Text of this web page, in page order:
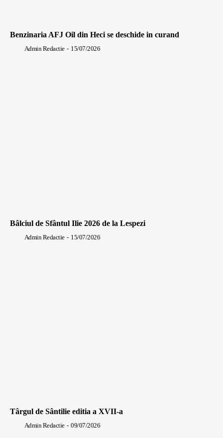
Benzinaria AFJ Oil din Heci se deschide in curand
Admin Redactie - 15/07/2026
Bâlciul de Sfântul Ilie 2026 de la Lespezi
Admin Redactie - 15/07/2026
Târgul de Sântilie editia a XVII-a
Admin Redactie - 09/07/2026